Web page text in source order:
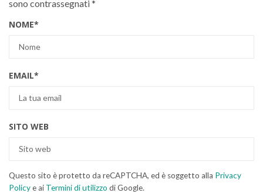
sono contrassegnati*
NOME*
EMAIL*
SITO WEB
Questo sito è protetto da reCAPTCHA, ed è soggetto alla Privacy
Policye ai Termini di utilizzo di Google.